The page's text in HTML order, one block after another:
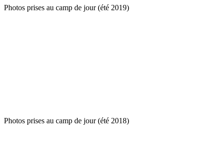
Photos prises au camp de jour (été 2019)
Photos prises au camp de jour (été 2018)